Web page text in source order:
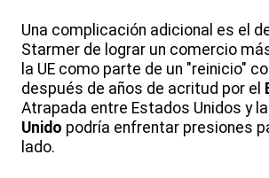
Una complicación adicional es el
Starmer de lograr un comercio
la UE como parte de un "reinicio"
después de años de acritud por el
Atrapada entre Estados Unidos y la
Unido podría enfrentar presiones
lado.